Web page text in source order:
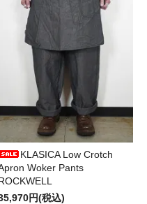
KLASICA Low Crotch
Woker Pants
円(税込)